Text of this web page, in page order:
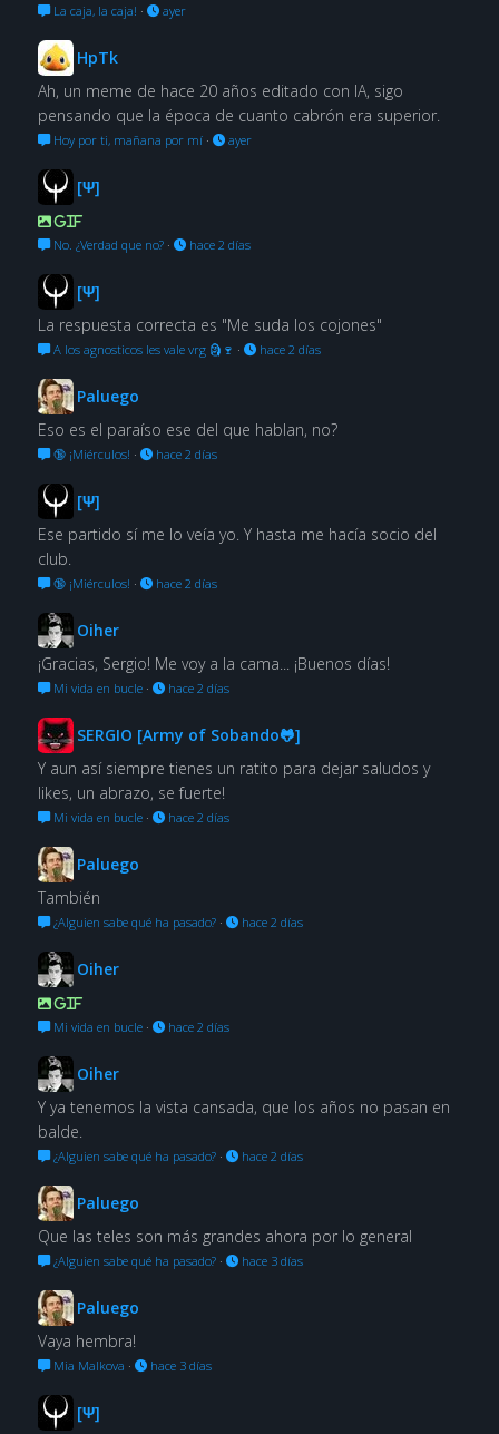
La caja, la caja! · ayer
HpTk
Ah, un meme de hace 20 años editado con IA, sigo
pensando que la época de cuanto cabrón era superior.
Hoy por ti, mañana por mí· ayer
[Ψ]
GIF
No. ¿Verdad que no?· hace 2 días
[Ψ]
La respuesta correcta es "Me suda los cojones"
A los agnosticos les vale vrg 🗿🍷 · hace 2 días
Paluego
Eso es el paraíso ese del que hablan, no?
🔞 ¡Miérculos! · hace 2 días
[Ψ]
Ese partido sí me lo veía yo. Y hasta me hacía socio del
club.
🔞 ¡Miérculos! · hace 2 días
Oiher
¡Gracias, Sergio! Me voy a la cama... ¡Buenos días!
Mi vida en bucle· hace 2 días
SERGIO [Army of Sobando🐸]
Y aun así siempre tienes un ratito para dejar saludos y
likes, un abrazo, se fuerte!
Mi vida en bucle· hace 2 días
Paluego
También
¿Alguien sabe qué ha pasado?· hace 2 días
Oiher
GIF
Mi vida en bucle· hace 2 días
Oiher
Y ya tenemos la vista cansada, que los años no pasan en
balde.
¿Alguien sabe qué ha pasado?· hace 2 días
Paluego
Que las teles son más grandes ahora por lo general
¿Alguien sabe qué ha pasado?· hace 3 días
Paluego
Vaya hembra!
Mia Malkova · hace 3 días
[Ψ]